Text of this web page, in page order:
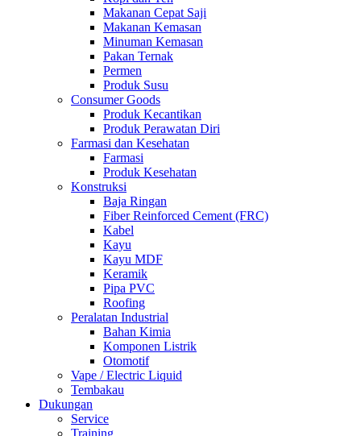
Makanan Cepat Saji
Makanan Kemasan
Minuman Kemasan
Pakan Ternak
Permen
Produk Susu
Consumer Goods
Produk Kecantikan
Produk Perawatan Diri
Farmasi dan Kesehatan
Farmasi
Produk Kesehatan
Konstruksi
Baja Ringan
Fiber Reinforced Cement (FRC)
Kabel
Kayu
Kayu MDF
Keramik
Pipa PVC
Roofing
Peralatan Industrial
Bahan Kimia
Komponen Listrik
Otomotif
Vape / Electric Liquid
Tembakau
Dukungan
Service
Training